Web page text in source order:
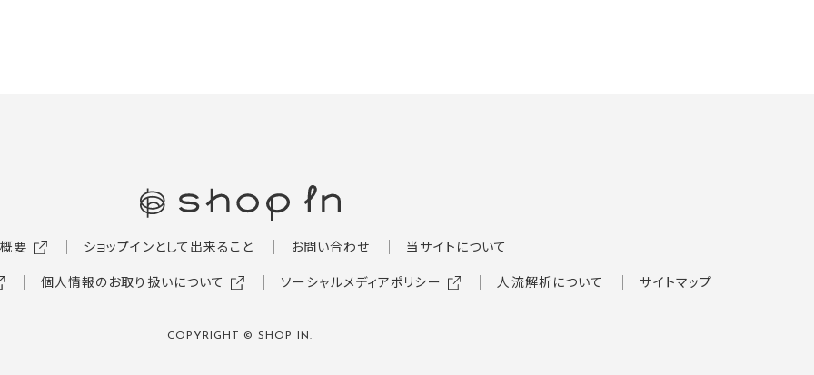
要 ショップインとして出来ること お問い合わせ
当サイトについて
個人情報のお取り扱いについて
ソーシャルメディアポリシー 人流解析について サイトマップ
COPYRIGHT © SHOP IN.